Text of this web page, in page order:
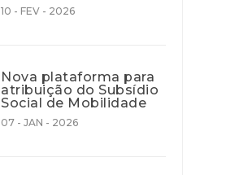
10 - FEV - 2026
Nova plataforma para
atribuição do Subsídio
Social de Mobilidade
07 - JAN - 2026